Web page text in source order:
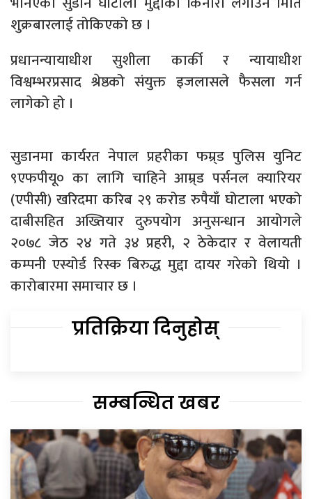
शुक्रबारलाई तोकिएको छ ।
प्रधानन्यायाधीश सुशीला कार्की र न्यायाधीश
विश्वम्भरप्रसाद श्रेष्ठको संयुक्त इजलासले फैसला गर्न
लागेको हो ।
सुडानमा कार्यरत नेपाल प्रहरीका फम्र्ड पुलिस युनिट
९एफपीयू० का लागि चाहिने आम्र्ड पर्सनल क्यारियर
(एपीसी) खरिदमा करिब २९ करोड रुपैयाँ घोटाला भएको
दाबीसहित अख्तियार दुरुपयोग अनुसन्धान आयोगले
२०७८ जेठ २४ गते ३४ प्रहरी, २ ठेकेदार र वेलायती
कम्पनी एस्योर्ड रिस्क बिरुद्ध मुद्दा दायर गरेको थियो ।
कारोबारमा समाचार छ ।
प्रतिक्रिया दिनुहोस्
सम्बन्धित खबर